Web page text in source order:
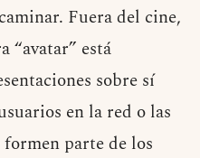
Fuera del cine,
“avatar” está
sobre sí
en la red o las
parte de los